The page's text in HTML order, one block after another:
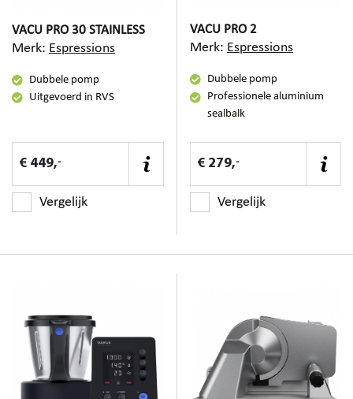
VACU PRO 30 STAINLESS
Merk: Espressions
Dubbele pomp
Uitgevoerd in RVS
€ 449,-
Vergelijk
VACU PRO 2
Merk: Espressions
Dubbele pomp
Professionele aluminium
sealbalk
€ 279,-
Vergelijk